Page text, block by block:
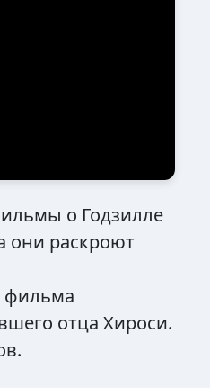
о Годзилле
они раскроют
фильма
отца Хироси.